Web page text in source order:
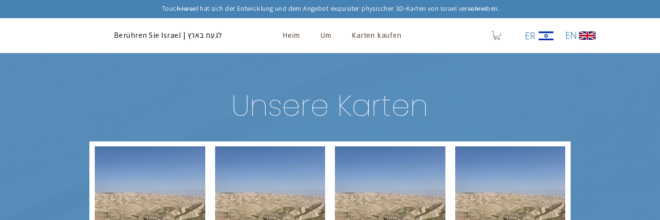
Touch Israel hat sich der Entwicklung und dem Angebot exquisiter physischer 3D-Karten von Israel verschrieben.
Berühren Sie Israel | לגעת בארץ Heim Um Karten kaufen ER EN
Unsere Karten